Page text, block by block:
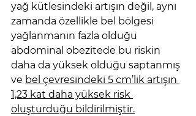
yağ kütlesindeki artışın değil, aynı
zamanda özellikle bel bölgesi
yağlanmanın fazla olduğu
abdominal obezitede bu riskin
daha da yüksek olduğu saptanmış
ve bel çevresindeki 5 cm’lik artışın
1,23 kat daha yüksek risk
oluşturduğu bildirilmiştir.